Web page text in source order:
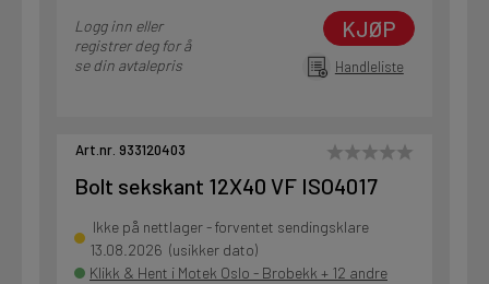
Logg inn eller
registrer deg for å
se din avtalepris
KJØP
Handleliste
Art.nr. 933120403
Bolt sekskant 12X40 VF ISO4017
Ikke på nettlager - forventet sendingsklare
13.08.2026 (usikker dato)
Klikk & Hent i Motek Oslo - Brobekk + 12 andre